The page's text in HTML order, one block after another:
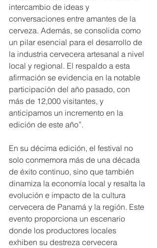
intercambio de ideas y
conversaciones entre amantes de la
cerveza. Además, se consolida como
un pilar esencial para el desarrollo de
la industria cervecera artesanal a nivel
local y regional. El respaldo a esta
afirmación se evidencia en la notable
participación del año pasado, con
más de 12,000 visitantes, y
anticipamos un incremento en la
edición de este año”.
En su décima edición, el festival no
solo conmemora más de una década
de éxito continuo, sino que también
dinamiza la economía local y resalta la
evolución e impacto de la cultura
cervecera de Panamá y la región. Este
evento proporciona un escenario
donde los productores locales
exhiben su destreza cervecera